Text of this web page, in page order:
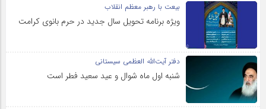
بیعت با رهبر معظم انقلاب
ویژه برنامه تحویل سال جدید در حرم بانوی کرامت
دفتر آیت‌الله العظمی سیستانی
شنبه اول ماه شوال و عید سعید فطر است